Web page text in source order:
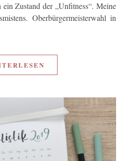
Zustand der „Unfitness“. Meine
Oberbürgermeisterwahl in